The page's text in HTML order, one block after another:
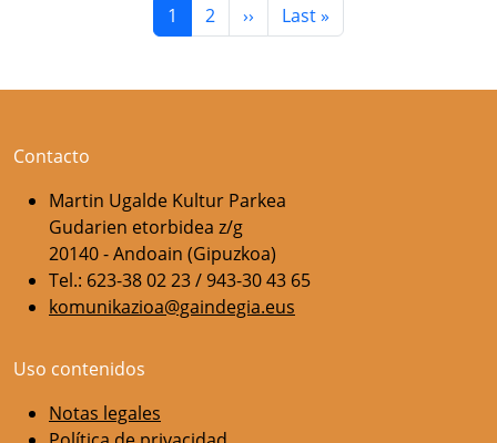
Página actual
1 Página
2 Siguiente página
›› Última página
Last »
Contacto
Martin Ugalde Kultur Parkea
Gudarien etorbidea z/g
20140 - Andoain (Gipuzkoa)
Tel.: 623-38 02 23 / 943-30 43 65
komunikazioa@gaindegia.eus
Uso contenidos
Notas legales